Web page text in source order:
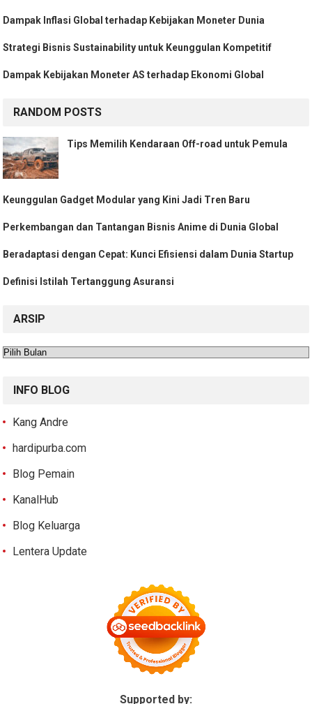
Dampak Inflasi Global terhadap Kebijakan Moneter Dunia
Strategi Bisnis Sustainability untuk Keunggulan Kompetitif
Dampak Kebijakan Moneter AS terhadap Ekonomi Global
RANDOM POSTS
Tips Memilih Kendaraan Off-road untuk Pemula
Keunggulan Gadget Modular yang Kini Jadi Tren Baru
Perkembangan dan Tantangan Bisnis Anime di Dunia Global
Beradaptasi dengan Cepat: Kunci Efisiensi dalam Dunia Startup
Definisi Istilah Tertanggung Asuransi
ARSIP
Arsip
INFO BLOG
Kang Andre
hardipurba.com
Blog Pemain
KanalHub
Blog Keluarga
Lentera Update
Supported by: